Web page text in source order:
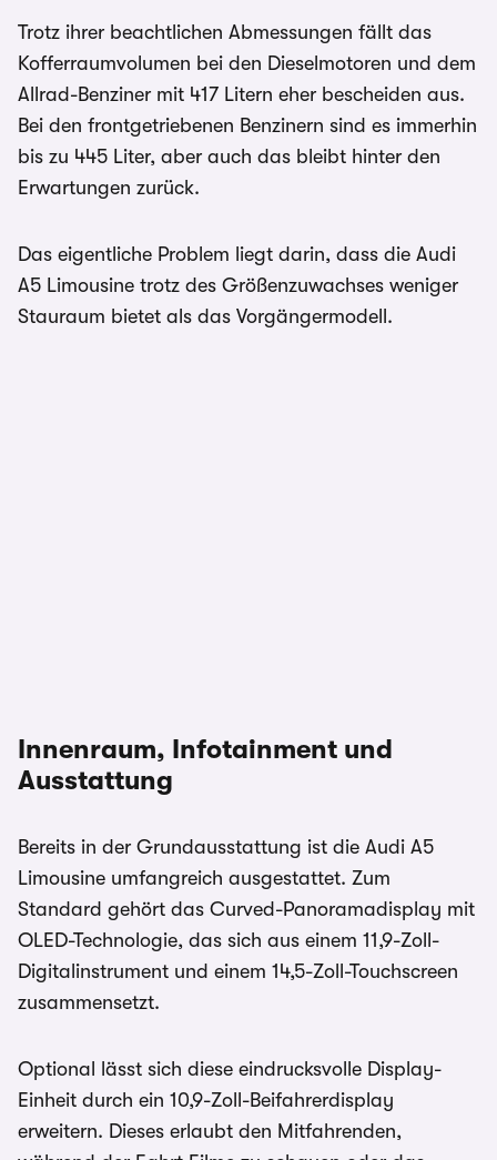
Trotz ihrer beachtlichen Abmessungen fällt das
Kofferraumvolumen bei den Dieselmotoren und dem
Allrad-Benziner mit 417 Litern eher bescheiden aus.
Bei den frontgetriebenen Benzinern sind es immerhin
bis zu 445 Liter, aber auch das bleibt hinter den
Erwartungen zurück.
Das eigentliche Problem liegt darin, dass die Audi
A5 Limousine trotz des Größenzuwachses weniger
Stauraum bietet als das Vorgängermodell.
Innenraum, Infotainment und
Ausstattung
Bereits in der Grundausstattung ist die Audi A5
Limousine umfangreich ausgestattet. Zum
Standard gehört das Curved-Panoramadisplay mit
OLED-Technologie, das sich aus einem 11,9-Zoll-
Digitalinstrument und einem 14,5-Zoll-Touchscreen
zusammensetzt.
Optional lässt sich diese eindrucksvolle Display-
Einheit durch ein 10,9-Zoll-Beifahrerdisplay
erweitern. Dieses erlaubt den Mitfahrenden,